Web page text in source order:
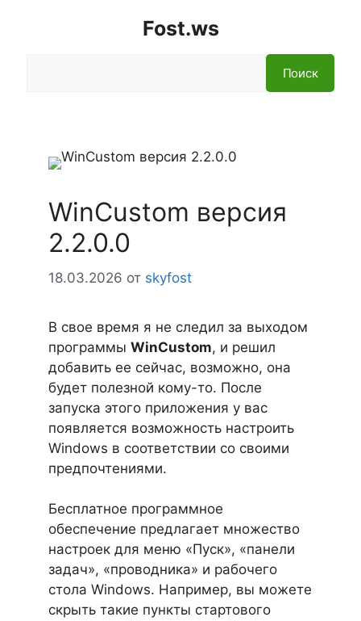
Fost.ws
Поиск
WinCustom версия
2.2.0.0
18.03.2026 от skyfost
В свое время я не следил за выходом
программы WinCustom, и решил
добавить ее сейчас, возможно, она
будет полезной кому-то. После
запуска этого приложения у вас
появляется возможность настроить
Windows в соответствии со своими
предпочтениями.
Бесплатное программное
обеспечение предлагает множество
настроек для меню «Пуск», «панели
задач», «проводника» и рабочего
стола Windows. Например, вы можете
скрыть такие пункты стартового